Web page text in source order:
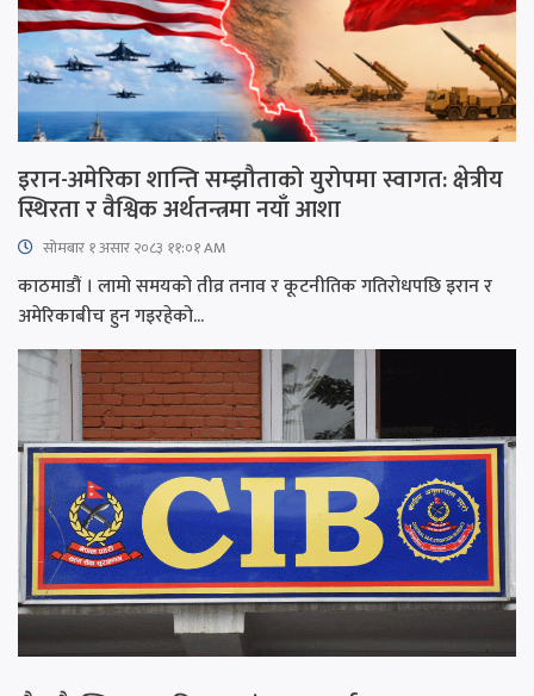
इरान-अमेरिका शान्ति सम्झौताको युरोपमा स्वागत: क्षेत्रीय
स्थिरता र वैश्विक अर्थतन्त्रमा नयाँ आशा
सोमबार १ असार २०८३ ११:०१ AM
काठमाडौं । लामो समयको तीव्र तनाव र कूटनीतिक गतिरोधपछि इरान र
अमेरिकाबीच हुन गइरहेको...